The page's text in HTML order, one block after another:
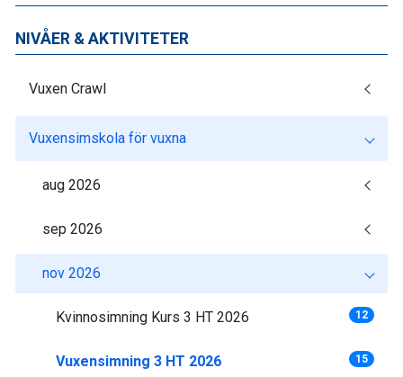
NIVÅER & AKTIVITETER
Vuxen Crawl
Vuxensimskola för vuxna
aug 2026
sep 2026
nov 2026
Kvinnosimning Kurs 3 HT 2026 12
Vuxensimning 3 HT 2026 15